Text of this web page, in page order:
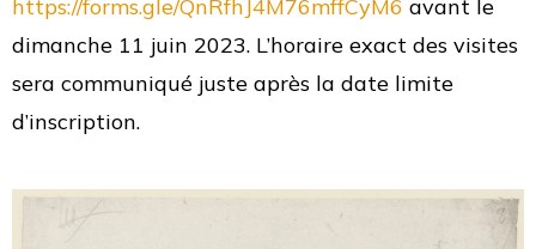
https://forms.gle/QnRfhJ4M76mffCyM6 avant le
dimanche 11 juin 2023. L’horaire exact des visites
sera communiqué juste après la date limite
d’inscription.